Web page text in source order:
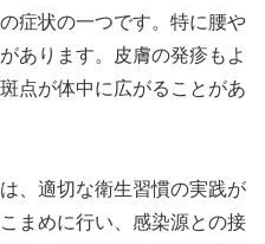
症状の一つです。特に腰や
あります。皮膚の発疹もよ
点が体中に広がることがあ
、適切な衛生習慣の実践が
まめに行い、感染源との接